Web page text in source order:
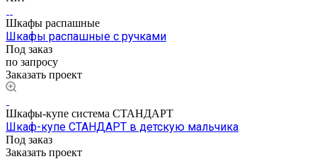
Шкафы распашные
Шкафы распашные с ручками
Под заказ
по запросу
Заказать проект
Шкафы-купе система СТАНДАРТ
Шкаф-купе СТАНДАРТ в детскую мальчика
Под заказ
Заказать проект